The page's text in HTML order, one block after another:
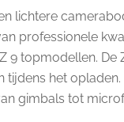
lichtere
professionele
Z 9 topmodellen.
het
gimbals tot